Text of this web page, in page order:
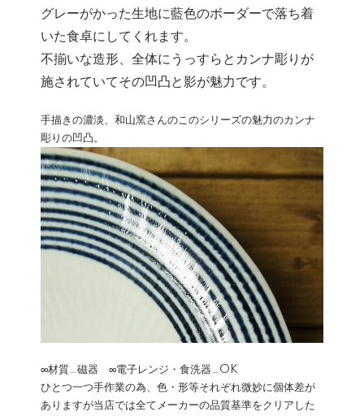
グレーがかった生地に藍色のボーダーで落ち着
いた食卓にしてくれます。
不揃いな造形、全体にうっすらとカンナ彫りが
施されていてその凹凸と影が魅力です。
手描きの濃淡、和山窯さんのこのシリーズの魅力のカンナ
彫りの凹凸。
∞材質…磁器 ∞電子レンジ・食洗器…OK
ひとつ一つ手作業の為、色・形等それぞれ微妙に個体差が
ありますが当店では全てメーカーの品質基準をクリアした